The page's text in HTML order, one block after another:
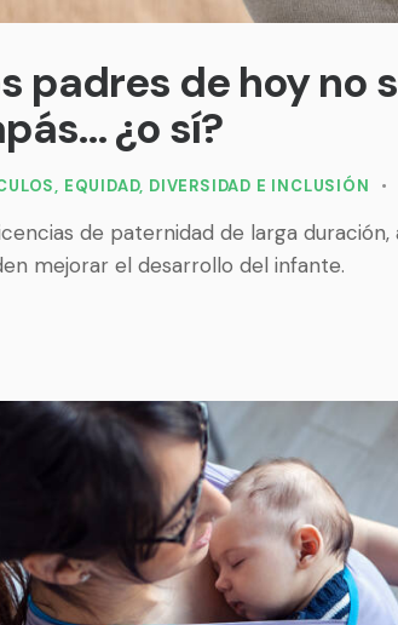
padres de hoy no
¿o sí?
, EQUIDAD, DIVERSIDAD E INCLUSIÓN
de paternidad de larga
mejorar el desarrollo del infante.